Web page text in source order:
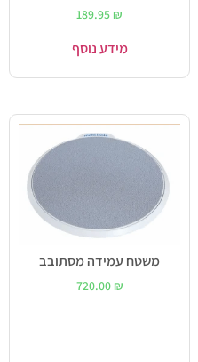
189.95 ₪
מידע נוסף
משטח עמידה מסתובב
720.00 ₪